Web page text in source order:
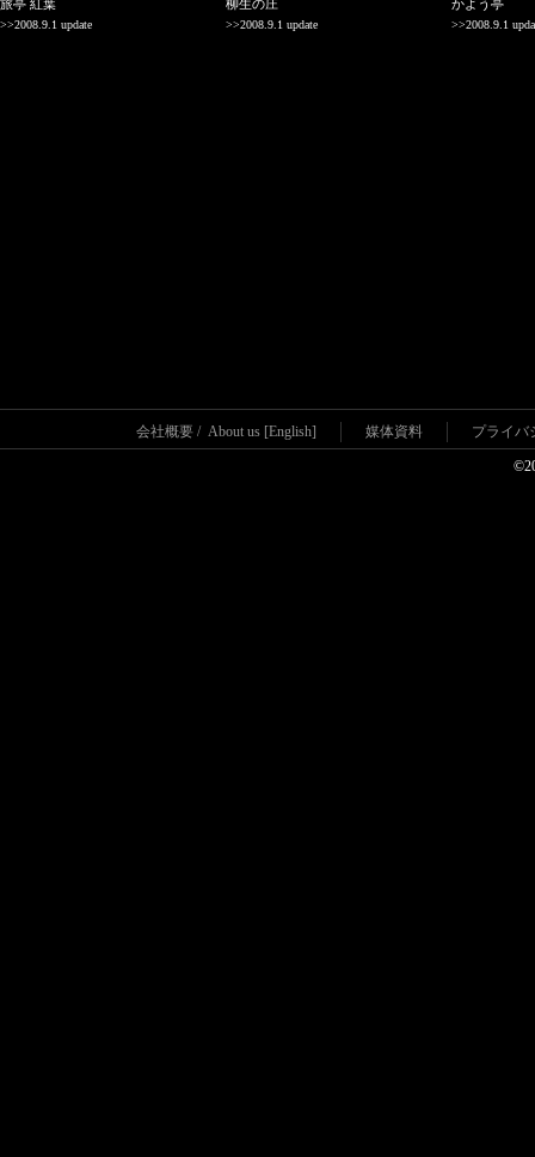
旅亭 紅葉
>>2008.9.1 update
柳生の庄
>>2008.9.1 update
かよう亭
>>2008.9.1
会社概要 / About us [English] 媒体資料 プライバ